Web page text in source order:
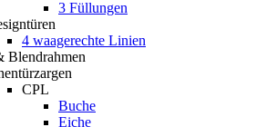
3 Füllungen
4 waagerechte Linien
Blendrahmen
CPL
Buche
Eiche